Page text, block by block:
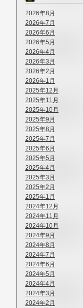
2026年8月
2026年7月
2026年6月
2026年5月
2026年4月
2026年3月
2026年2月
2026年1月
2025年12月
2025年11月
2025年10月
2025年9月
2025年8月
2025年7月
2025年6月
2025年5月
2025年4月
2025年3月
2025年2月
2025年1月
2024年12月
2024年11月
2024年10月
2024年9月
2024年8月
2024年7月
2024年6月
2024年5月
2024年4月
2024年3月
2024年2月